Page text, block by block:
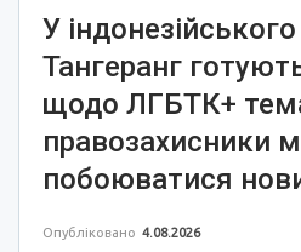
У індонезійського
Тангеранг
щодо ЛГБТК+
правозахисники
побоюватися
Опубліковано 4.08.2026